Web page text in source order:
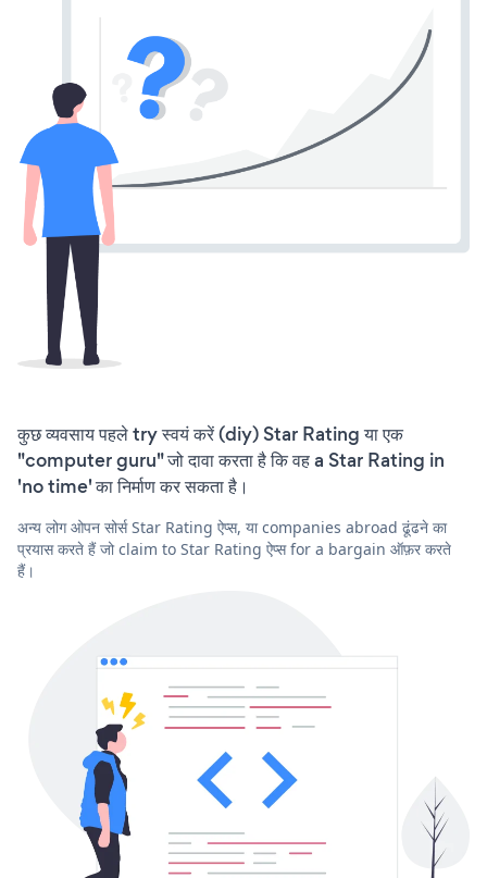
कुछ व्यवसाय पहले try स्वयं करें (diy) Star Rating या एक
"computer guru" जो दावा करता है कि वह a Star Rating in
'no time' का निर्माण कर सकता है।
अन्य लोग ओपन सोर्स Star Rating ऐप्स, या companies abroad ढूंढने का
प्रयास करते हैं जो claim to Star Rating ऐप्स for a bargain ऑफ़र करते
हैं।